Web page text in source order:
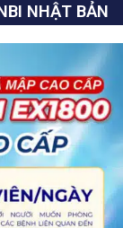
NHẬT BẢN